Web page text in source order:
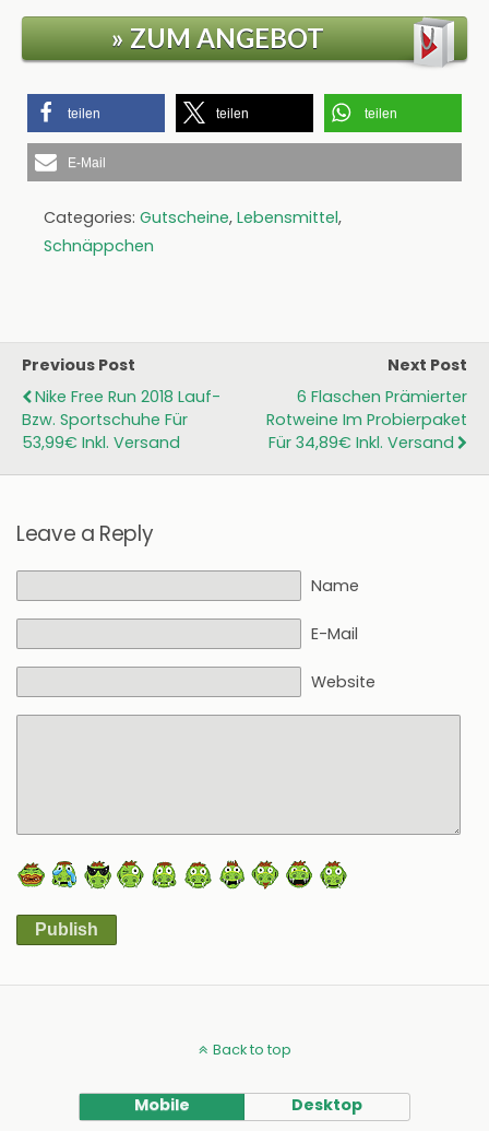
» ZUM ANGEBOT
teilen teilen teilen
E-Mail
Categories: Gutscheine, Lebensmittel,
Schnäppchen
Previous Post
Nike Free Run 2018 Lauf-
Bzw. Sportschuhe Für
53,99€ Inkl. Versand
Next Post
6 Flaschen Prämierter
Rotweine Im Probierpaket
Für 34,89€ Inkl. Versand
Leave a Reply
Name
E-Mail
Website
Publish
Back to top
Mobile Desktop